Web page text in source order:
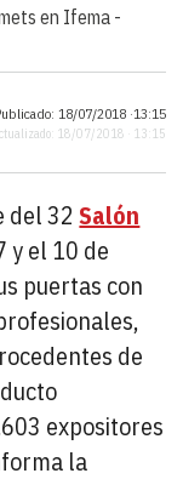
en Ifema -
18/07/2018 ·13:15
18/07/2018 · 13:15
del 32Salón
y el 10 de
puertas con
de
expositores
la